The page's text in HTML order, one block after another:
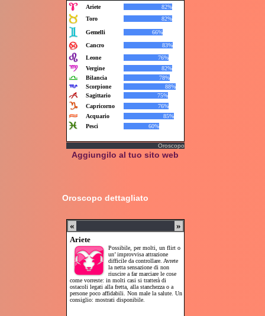
Oroscopo
Aggiungilo al tuo sito web
Oroscopo dettagliato